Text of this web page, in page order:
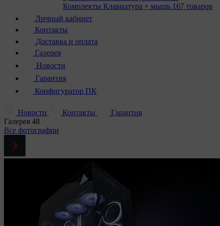
Комплекты Клавиатура + мышь 167 товаров
Личный кабинет
Контакты
Доставка и оплата
Галерея
Новости
Гарантия
Конфигуратор ПК
Новости Контакты
Гарантия
Галерея 48
Все фотографии